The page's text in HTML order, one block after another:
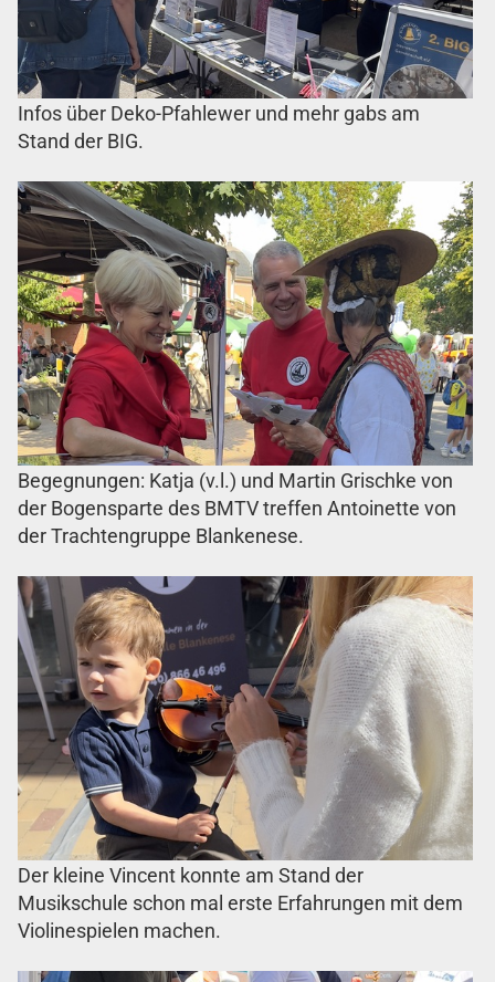
Infos über Deko-Pfahlewer und mehr gabs am
Stand der BIG.
Begegnungen: Katja (v.l.) und Martin Grischke von
der Bogensparte des BMTV treffen Antoinette von
der Trachtengruppe Blankenese.
Der kleine Vincent konnte am Stand der
Musikschule schon mal erste Erfahrungen mit dem
Violinespielen machen.